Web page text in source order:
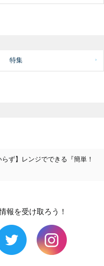
特集
らず】レンジでできる『簡単！
報を受け取ろう！